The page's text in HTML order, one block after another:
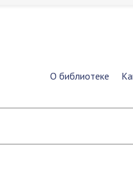
О библиотеке